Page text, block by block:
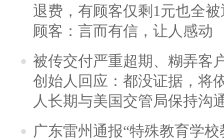
退费，有顾客仅剩1元也全
顾客：言而有信，让人感动
被传交付严重超期、糊弄客
创始人回应：都没证据，将
人长期与美国交管局保持沟
广东雷州通报“特殊教育学